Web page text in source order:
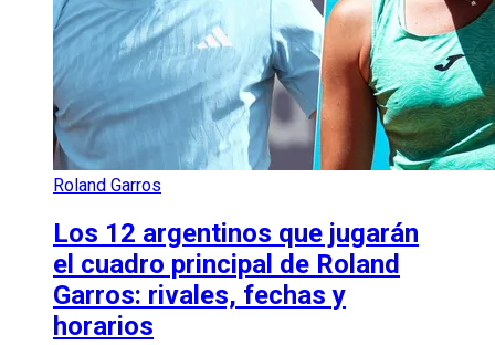
Roland Garros
Los 12 argentinos que jugarán
el cuadro principal de Roland
Garros: rivales, fechas y
horarios